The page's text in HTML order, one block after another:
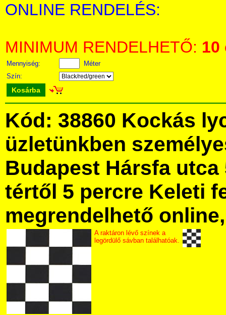
ONLINE RENDELÉS:
MINIMUM RENDELHETŐ: 10
Mennyiség:
Méter
Szín:
Kosárba
Kód: 38860 Kockás
üzletünkben
Budapest Hársfa utca
tértől 5 percre Keleti
megrendelhető
A raktáron lévő színek a
legördülő sávban találhatóak.